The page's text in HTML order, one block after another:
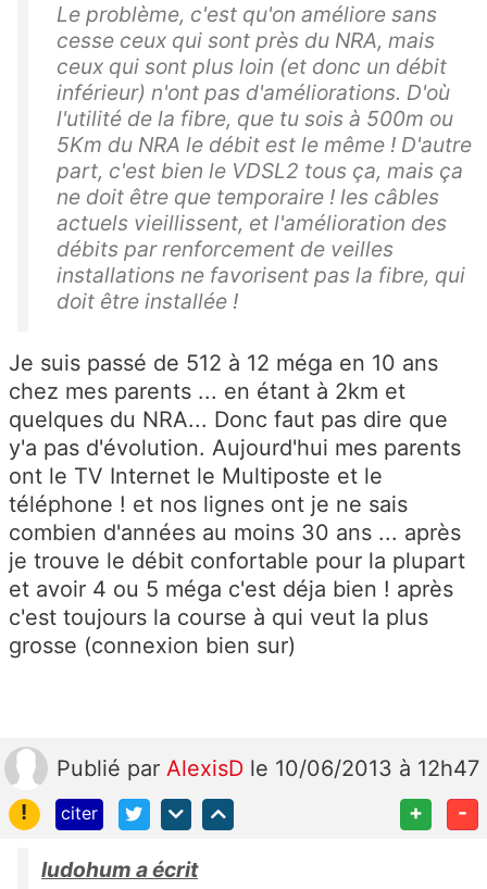
Le problème, c'est qu'on améliore sans
cesse ceux qui sont près du NRA, mais
ceux qui sont plus loin (et donc un débit
inférieur) n'ont pas d'améliorations. D'où
l'utilité de la fibre, que tu sois à 500m ou
5Km du NRA le débit est le même ! D'autre
part, c'est bien le VDSL2 tous ça, mais ça
ne doit être que temporaire ! les câbles
actuels vieillissent, et l'amélioration des
débits par renforcement de veilles
installations ne favorisent pas la fibre, qui
doit être installée !
Je suis passé de 512 à 12 méga en 10 ans
chez mes parents ... en étant à 2km et
quelques du NRA... Donc faut pas dire que
y'a pas d'évolution. Aujourd'hui mes parents
ont le TV Internet le Multiposte et le
téléphone ! et nos lignes ont je ne sais
combien d'années au moins 30 ans ... après
je trouve le débit confortable pour la plupart
et avoir 4 ou 5 méga c'est déja bien ! après
c'est toujours la course à qui veut la plus
grosse (connexion bien sur)
Publié par AlexisD le 10/06/2013 à 12h47
!
citer + -
ludohum a écrit